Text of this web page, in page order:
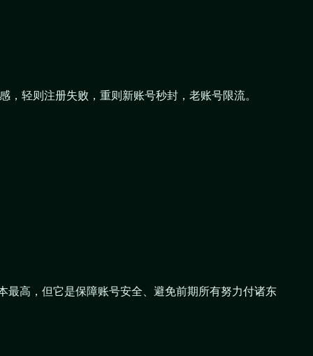
轻则注册失败，重则新账号秒封，老账号限流。
高，但它是保障账号安全、避免前期所有努力付诸东